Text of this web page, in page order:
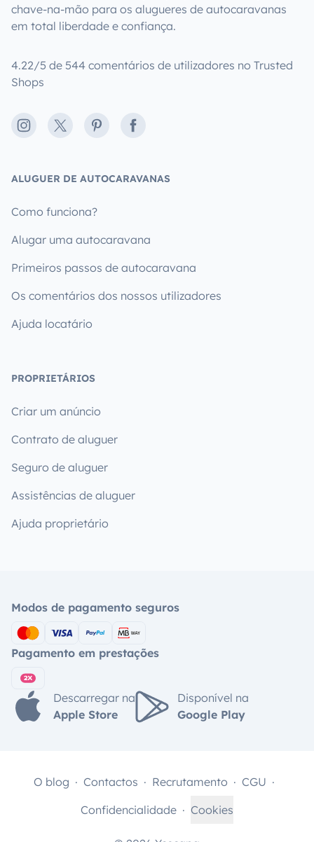
chave-na-mão para os alugueres de autocaravanas
em total liberdade e confiança.
4.22/5 de 544 comentários de utilizadores no Trusted
Shops
Instagram
X PinterestFacebook
ALUGUER DE AUTOCARAVANAS
Como funciona?
Alugar uma autocaravana
Primeiros passos de autocaravana
Os comentários dos nossos utilizadores
Ajuda locatário
PROPRIETÁRIOS
Criar um anúncio
Contrato de aluguer
Seguro de aluguer
Assistências de aluguer
Ajuda proprietário
Modos de pagamento seguros
Pagamento em prestações
Descarregar na
Apple Store
Disponível na
Google Play
O blog Contactos Recrutamento
CGU
Confidencialidade
Cookies